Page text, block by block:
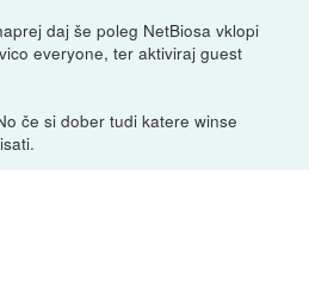
daj še poleg NetBiosa vklopi
everyone, ter aktiviraj guest
če si dober tudi katere winse